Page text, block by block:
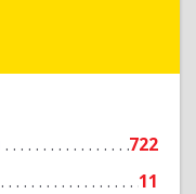
722
11